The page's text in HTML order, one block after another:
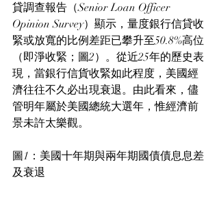
貸調查報告（Senior Loan Officer
Opinion Survey）顯示，量度銀行信貸收
緊或放寬的比例差距已攀升至50.8%高位
（即淨收緊；圖2）。從近25年的歷史表
現，當銀行信貨收緊如此程度，美國經
濟往往不久必出現衰退。由此看來，儘
管明年屬於美國總統大選年，惟經濟前
景未許太樂觀。
圖1：美國十年期與兩年期國債債息息差
及衰退